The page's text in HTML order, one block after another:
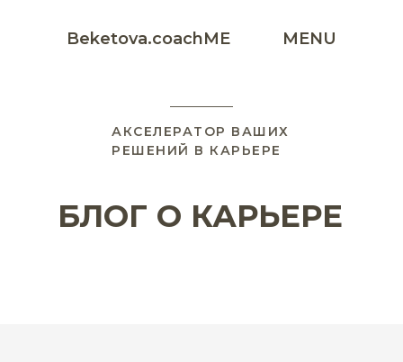
Beketova.coachME MENU
АКСЕЛЕРАТОР ВАШИХ
РЕШЕНИЙ В КАРЬЕРЕ
БЛОГ О КАРЬЕРЕ